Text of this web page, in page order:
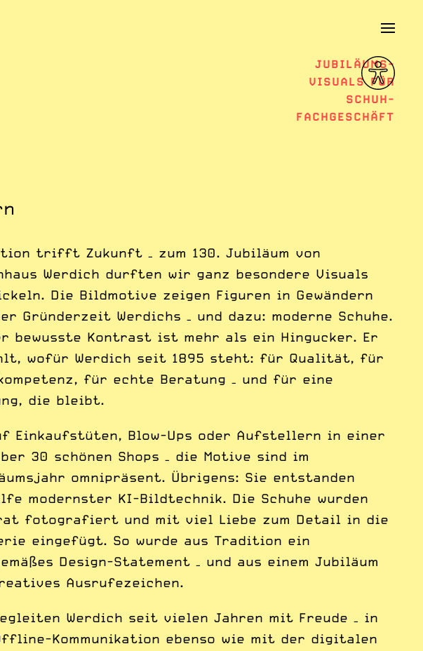
JUBILÄUMS-
VISUALS FÜR
SCHUH-
FACHGESCHÄFT
trifft Zukunft – zum 130. Jubiläum von
Werdich durften wir ganz besondere Visuals
Die Bildmotive zeigen Figuren in Gewändern
Gründerzeit Werdichs – und dazu: moderne Schuhe.
bewusste Kontrast ist mehr als ein Hingucker. Er
wofür Werdich seit 1895 steht: für Qualität, für
für echte Beratung – und für eine
die bleibt.
Einkaufstüten, Blow-Ups oder Aufstellern in einer
30 schönen Shops – die Motive sind im
omnipräsent. Übrigens: Sie entstanden
modernster KI-Bildtechnik. Die Schuhe wurden
fotografiert und mit viel Liebe zum Detail in die
eingefügt. So wurde aus Tradition ein
Design-Statement – und aus einem Jubiläum
Ausrufezeichen.
Werdich seit vielen Jahren mit Freude – in
Kommunikation ebenso wie mit der digitalen